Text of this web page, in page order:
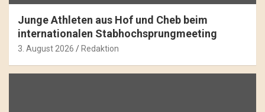
Junge Athleten aus Hof und Cheb beim
internationalen Stabhochsprungmeeting
3. August 2026 Redaktion